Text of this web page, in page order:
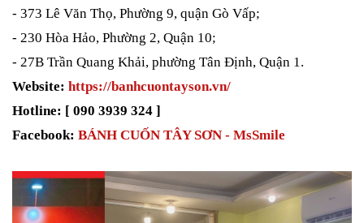
- 373 Lê Văn Thọ, Phường 9, quận Gò Vấp;
- 230 Hòa Hảo, Phường 2, Quận 10;
- 27B Trần Quang Khải, phường Tân Định, Quận 1.
Website: https://banhcuontayson.vn/
Hotline: [ 090 3939 324 ]
Facebook: BÁNH CUỐN TÂY SƠN - MsSmile